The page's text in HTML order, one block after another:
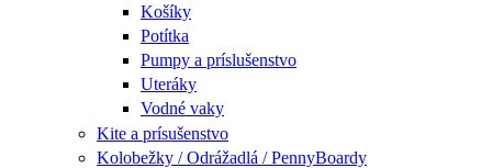
Košíky
Potítka
Pumpy a príslušenstvo
Uteráky
Vodné vaky
Kite a prísušenstvo
Kolobežky / Odrážadlá / PennyBoardy